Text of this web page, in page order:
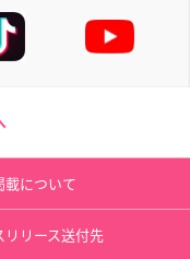
載について
リリース送付先